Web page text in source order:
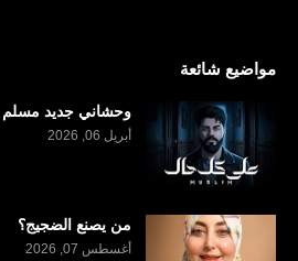
مواضيع شائعة
وحشاني جديد مسلم
أبريل 06, 2026
من يصنع الضجيج؟
أغسطس 07, 2026